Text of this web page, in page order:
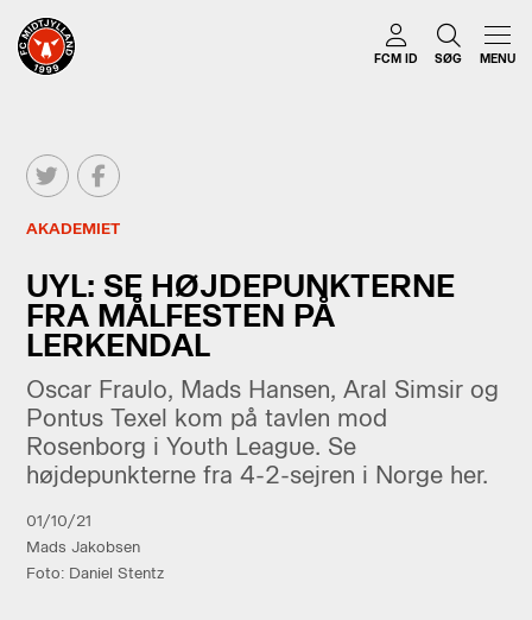
FCM ID SØG MENU
AKADEMIET
UYL: SE HØJDEPUNKTERNE
FRA MÅLFESTEN PÅ
LERKENDAL
Oscar Fraulo, Mads Hansen, Aral Simsir og
Pontus Texel kom på tavlen mod
Rosenborg i Youth League. Se
højdepunkterne fra 4-2-sejren i Norge her.
01/10/21
Mads Jakobsen
Foto: Daniel Stentz